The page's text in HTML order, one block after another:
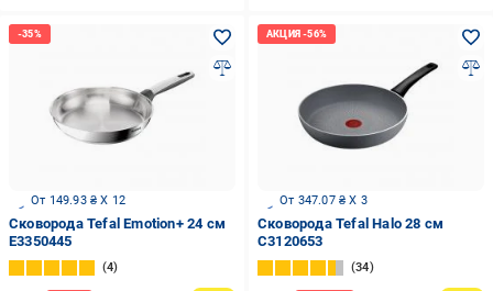
От 149.93 ₴ X 12
Сковорода Tefal Emotion+ 24 см
E3350445
4
От 347.07 ₴ X 3
Сковорода Tefal Halo 28 см
C3120653
34